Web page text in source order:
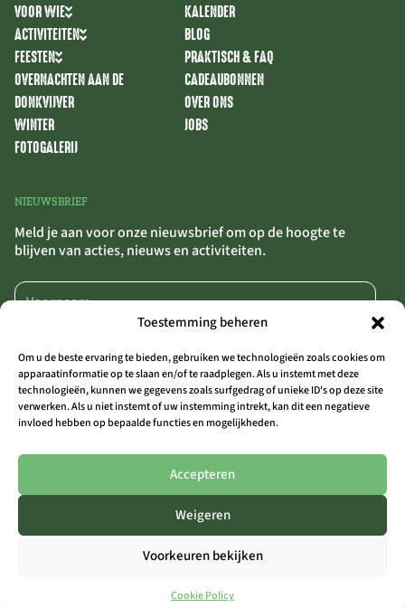
Toestemming beheren
Om u de beste ervaring te bieden, gebruiken we technologieën zoals cookies om
apparaatinformatie op te slaan en/of te raadplegen. Als u instemt met deze
technologieën, kunnen we gegevens zoals surfgedrag of unieke ID's op deze site
verwerken. Als u niet instemt of uw instemming intrekt, kan dit een negatieve
invloed hebben op bepaalde functies en mogelijkheden.
Accepteren
Weigeren
Voorkeuren bekijken
Cookie Policy
VOOR WIE
ACTIVITEITEN
FEESTEN
OVERNACHTEN AAN DE
DONKVIJVER
WINTER
FOTOGALERIJ
KALENDER
BLOG
PRAKTISCH & FAQ
CADEAUBONNEN
OVER ONS
JOBS
NIEUWSBRIEF
Meld je aan voor onze nieuwsbrief om op de hoogte te
blijven van acties, nieuws en activiteiten.
algemene voorwaarden.
AANMELDEN>>